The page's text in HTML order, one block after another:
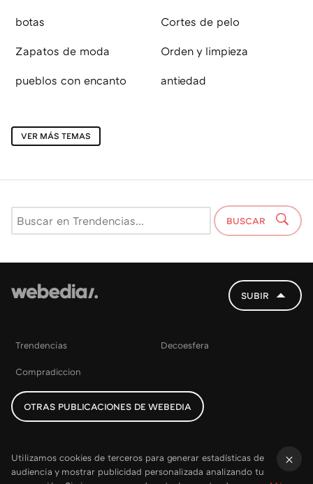
botas Cortes de pelo
Zapatos de moda Orden y limpieza
pueblos con encanto antiedad
VER MÁS TEMAS
BUSCAR
SUBIR
Trendencias Decoesfera
Compradiccion
OTRAS PUBLICACIONES DE WEBEDIA
Utilizamos cookies de terceros para generar estadísticas de
audiencia y mostrar publicidad personalizada analizando tu